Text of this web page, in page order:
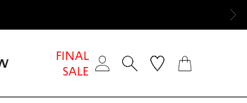
FINAL
SALE